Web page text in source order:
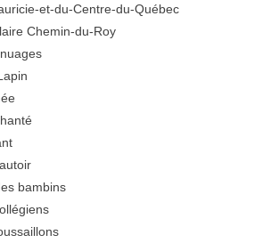
et-du-Centre-du-Québec
Chemin-du-Roy
bambins